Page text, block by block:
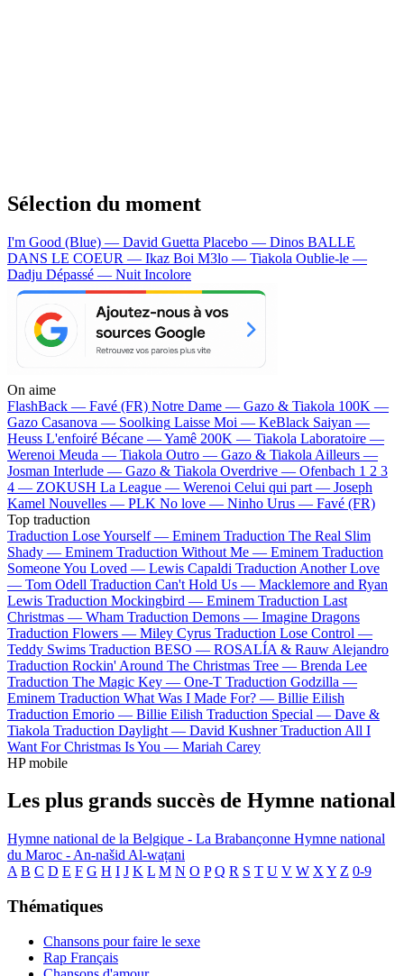
Sélection du moment
I'm Good (Blue) — David Guetta Placebo — Dinos BALLE
DANS LE COEUR — Ikaz Boi M3lo — Tiakola Oublie-le —
Dadju Dépassé — Nuit Incolore
On aime
FlashBack — Favé (FR) Notre Dame — Gazo & Tiakola 100K —
Gazo Casanova — Soolking Laisse Moi — KeBlack Saiyan —
Heuss L'enfoiré Bécane —Yamê 200K — Tiakola Laboratoire —
Werenoi Meuda — Tiakola Outro — Gazo & Tiakola Ailleurs —
Josman Interlude — Gazo & Tiakola Overdrive — Ofenbach 1 2 3
4 — ZOKUSH La League — Werenoi Celui qui part — Joseph
Kamel Nouvelles — PLK No love — Ninho Urus — Favé (FR)
Top traduction
Traduction Lose Yourself — Eminem Traduction The Real Slim
Shady — Eminem Traduction Without Me — Eminem Traduction
Someone You Loved — Lewis Capaldi Traduction Another Love
— Tom Odell Traduction Can't Hold Us — Macklemore and Ryan
Lewis Traduction Mockingbird — Eminem Traduction Last
Christmas — Wham Traduction Demons — Imagine Dragons
Traduction Flowers — Miley Cyrus Traduction Lose Control —
Teddy Swims Traduction BESO — ROSALÍA & Rauw Alejandro
Traduction Rockin' Around The Christmas Tree — Brenda Lee
Traduction The Magic Key — One-T Traduction Godzilla —
Eminem Traduction What Was I Made For? — Billie Eilish
Traduction Emorio — Billie Eilish Traduction Special — Dave &
Tiakola Traduction Daylight — David Kushner Traduction All I
Want For Christmas Is You — Mariah Carey
HP mobile
Les plus grands succès de Hymne national
Hymne national de la Belgique - La Brabançonne Hymne national
du Maroc - An-našid Al-waṭani
A B C D E F G H I J K L M N O P Q R S T U V W X Y Z 0-9
Thématiques
Chansons pour faire le sexe
Rap Français